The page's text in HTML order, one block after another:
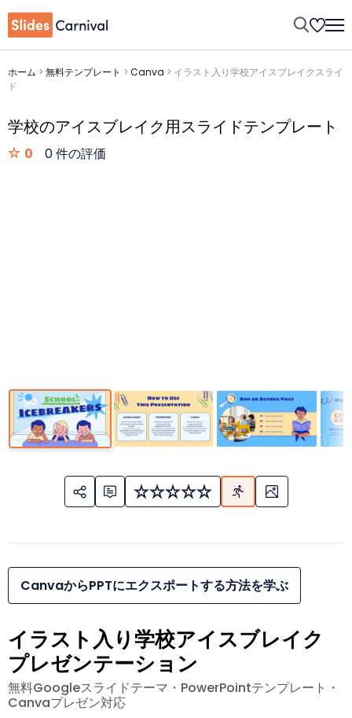
ホーム > 無料テンプレート > Canva > イラスト入り学校アイスブレイクスライ
ド
学校のアイスブレイク用スライドテンプレート
0 0 件の評価
CanvaからPPTにエクスポートする方法を学ぶ
イラスト入り学校アイスブレイク
プレゼンテーション
無料Googleスライドテーマ・PowerPointテンプレート・
Canvaプレゼン対応